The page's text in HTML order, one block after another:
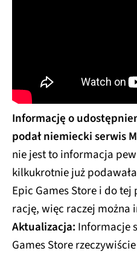
Informację o
podał niemiecki serwis
nie jest to informacja
kilkukrotnie już
Epic Games Store i do
rację, więc raczej można
Aktualizacja: Informacje
Games Store